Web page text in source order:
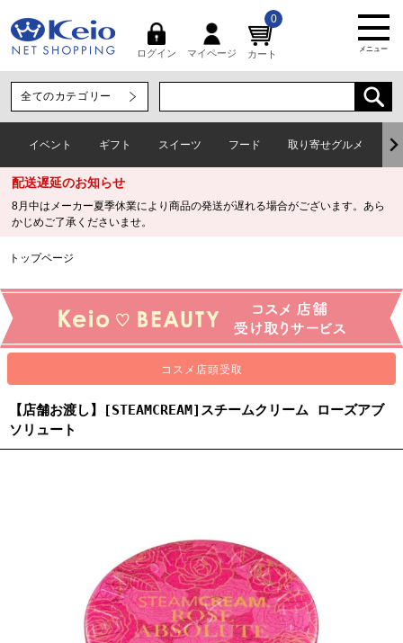
ログイン マイページ カート
0
メニュー
イベント ギフト スイーツ フード 取り寄せグルメ
配送遅延のお知らせ
8月中はメーカー夏季休業により商品の発送が遅れる場合がございます。あら
かじめご了承くださいませ。
トップページ
【店舗お渡し】[STEAMCREAM]スチームクリーム ローズアブ
ソリュート